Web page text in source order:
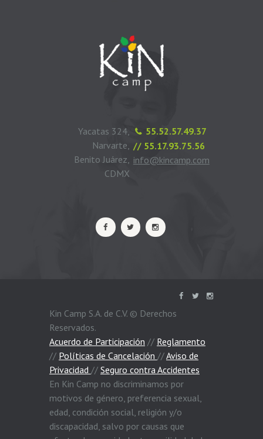
55.52.57.49.37
// 55.17.93.75.56
info@kincamp.com
Yacatas 324,
Narvarte,
Benito Juárez,
CDMX
Kin Camp S.A. de C.V. © Derechos
Reservados.
Acuerdo de Participación // Reglamento
// Políticas de Cancelación //Aviso de
Privacidad // Seguro contra Accidentes
En Kin Camp no discriminamos por
motivos de género, preferencia sexual,
edad, condición social, religión y/o
discapacidad, salvo por causas que